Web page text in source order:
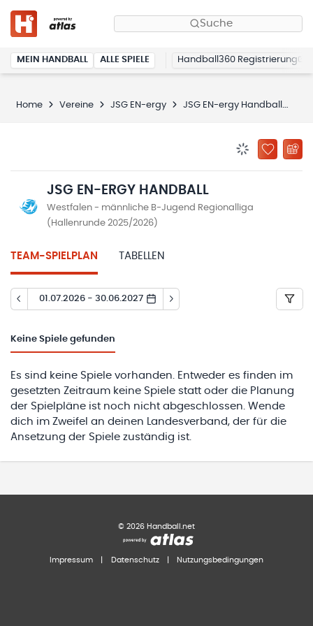
Suche
MEIN HANDBALL ALLE SPIELE Handball360 Registrierung
Home Vereine JSG EN-ergy JSG EN-ergy Handball
ZU
JSG EN-ERGY HANDBALL
Westfalen - männliche B-Jugend Regionalliga
(Hallenrunde 2025/2026)
TEAM-SPIELPLAN TABELLEN
01.07.2026 - 30.06.2027
Keine Spiele gefunden
Es sind keine Spiele vorhanden. Entweder es finden im
gesetzten Zeitraum keine Spiele statt oder die Planung
der Spielpläne ist noch nicht abgeschlossen. Wende
dich im Zweifel an deinen Landesverband, der für die
Ansetzung der Spiele zuständig ist.
© 2026 Handball.net
Impressum Datenschutz Nutzungsbedingungen